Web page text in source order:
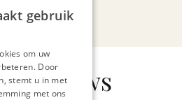
nieuws
gebruik
om uw
Door
stemt u in met
met ons